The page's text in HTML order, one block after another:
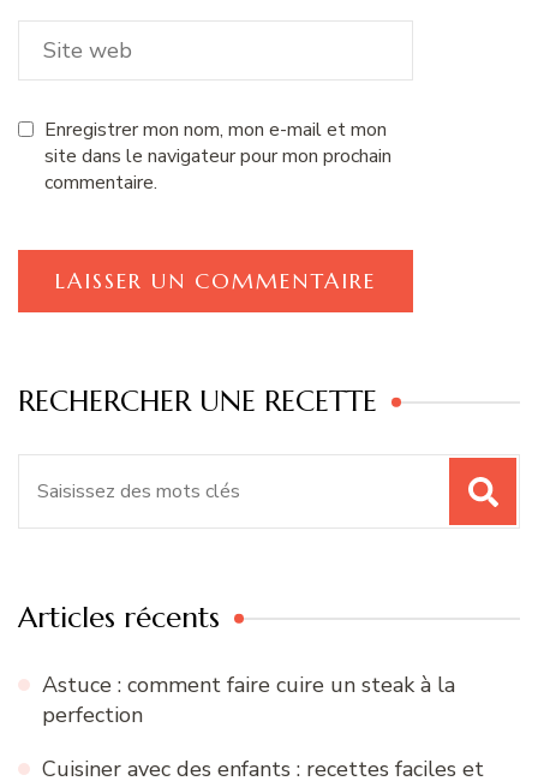
Enregistrer mon nom, mon e-mail et mon
site dans le navigateur pour mon prochain
commentaire.
RECHERCHER UNE RECETTE
Articles récents
Astuce : comment faire cuire un steak à la
perfection
Cuisiner avec des enfants : recettes faciles et